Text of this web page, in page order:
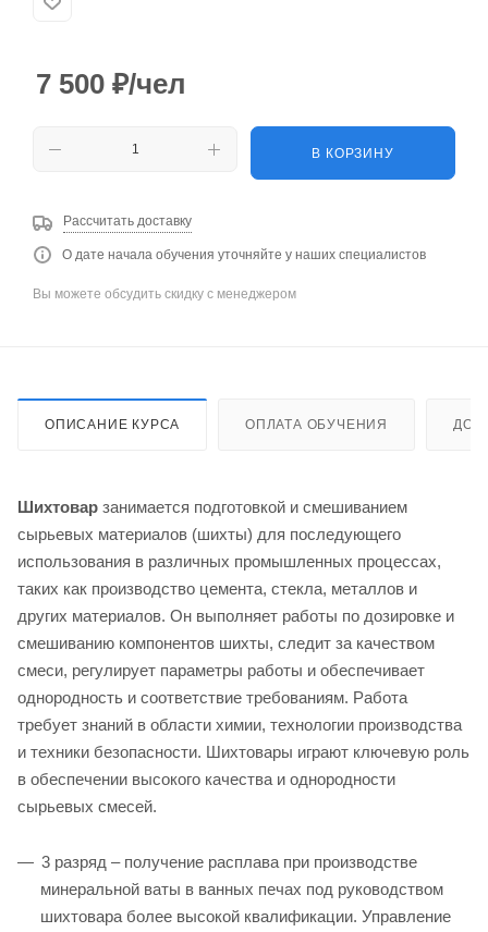
7 500 ₽/чел
В КОРЗИНУ
Рассчитать доставку
О дате начала обучения уточняйте у наших специалистов
Вы можете обсудить скидку с менеджером
ОПИСАНИЕ КУРСА ОПЛАТА ОБУЧЕНИЯ
Шихтовар занимается подготовкой и смешиванием
сырьевых материалов (шихты) для последующего
использования в различных промышленных процессах,
таких как производство цемента, стекла, металлов и
других материалов. Он выполняет работы по дозировке и
смешиванию компонентов шихты, следит за качеством
смеси, регулирует параметры работы и обеспечивает
однородность и соответствие требованиям. Работа
требует знаний в области химии, технологии производства
и техники безопасности. Шихтовары играют ключевую роль
в обеспечении высокого качества и однородности
сырьевых смесей.
3 разряд – получение расплава при производстве
минеральной ваты в ванных печах под руководством
шихтовара более высокой квалификации. Управление